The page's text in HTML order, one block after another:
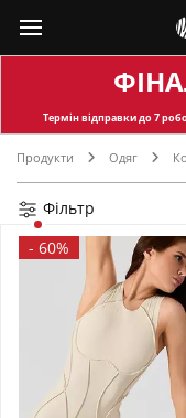
Термін відправкидо 7
Продукти Одяг
Фільтр
- 60%